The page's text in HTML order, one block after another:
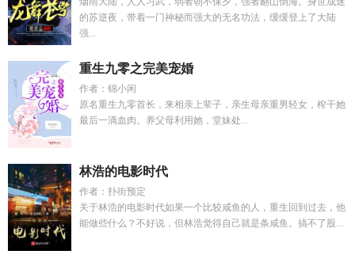
的苏逆夜，带着一门神秘而强大的无名功法，缓缓登上了大陆
强...
重生九零之完美宠婚
作者：锦小闲
原名重生九零首长，来相亲上辈子，亲生母亲重男轻女，榨干她
最后一滴血肉。养父母利用她，堂妹处...
林浩的电影时代
作者：扑街预定
关于林浩的电影时代如果一个比较咸鱼的人，重生回到过去，他
能做些什么？不好说，但林浩觉得自己就是条咸鱼。搞不了股...